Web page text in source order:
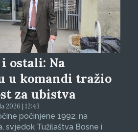
ostali: Na
u komandi tražio
za ubistva
2026 | 12:43
počinjene 1992. na
svjedok Tužilaštva Bosne i